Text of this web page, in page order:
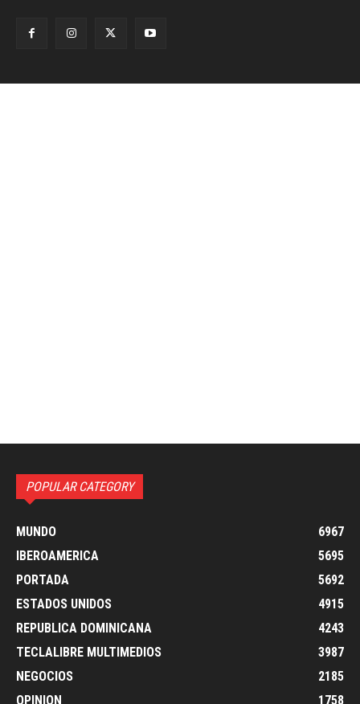
POPULAR CATEGORY
MUNDO
6967
IBEROAMERICA
5695
PORTADA
5692
ESTADOS UNIDOS
4915
REPUBLICA DOMINICANA
4243
TECLALIBRE MULTIMEDIOS
3987
NEGOCIOS
2185
OPINION
1758